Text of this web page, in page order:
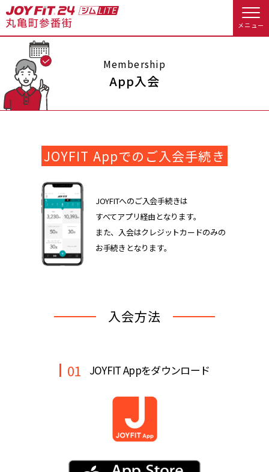
メニュー
店舗トップ
会員様へのお知らせ 予約する
休会お手続き
店舗情報・サービス
よくあるご質問 店舗へのお問い合わせ
入会のお手続きをする
入会するトップ
Appで入会手続き料金・サービス等詳しく見る
入会を悩まれている方へトップ
店舗情報・サービス
よくあるご質問 店舗へのお問い合わせ
JOYFIT総合トップ
Membership
App入会
JOYFIT Appでのご入会手続き
JOYFITへのご入会手続きは
すべてアプリ経由となります。
また、入会はクレジットカードのみの
お手続きとなります。
入会方法
01 JOYFIT Appをダウンロード